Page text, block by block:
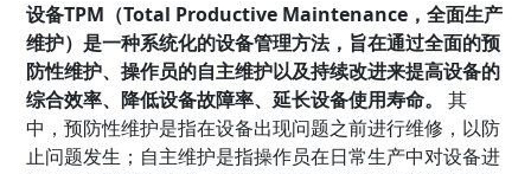
设备TPM（Total Productive Maintenance，全面生产
维护）是一种系统化的设备管理方法，旨在通过全面的预
防性维护、操作员的自主维护以及持续改进来提高设备的
综合效率、降低设备故障率、延长设备使用寿命。
其
中，预防性维护是指在设备出现问题之前进行维修，以防
止问题发生；自主维护是指操作员在日常生产中对设备进